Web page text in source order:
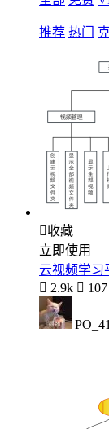
推荐 热门
收藏
立即使用
云视频学习
 2.9k  107